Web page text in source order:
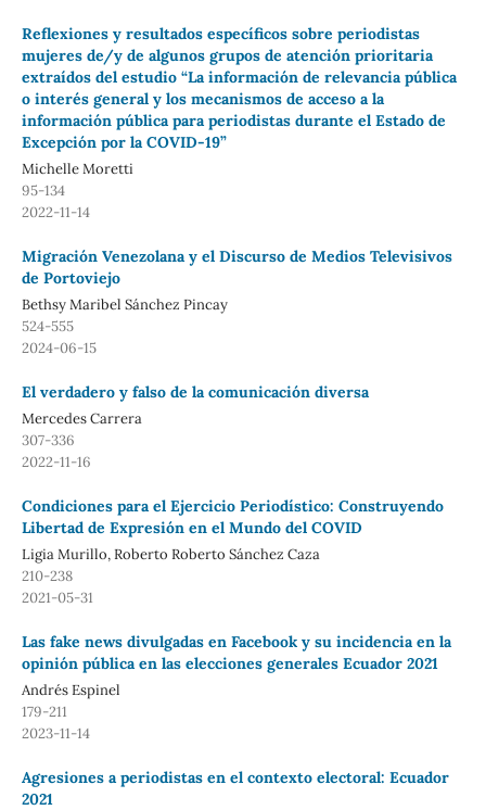
Reflexiones y resultados específicos sobre periodistas
mujeres de/y de algunos grupos de atención prioritaria
extraídos del estudio “La información de relevancia pública
o interés general y los mecanismos de acceso a la
información pública para periodistas durante el Estado de
Excepción por la COVID-19”
Michelle Moretti
95-134
2022-11-14
Migración Venezolana y el Discurso de Medios Televisivos
de Portoviejo
Bethsy Maribel Sánchez Pincay
524-555
2024-06-15
El verdadero y falso de la comunicación diversa
Mercedes Carrera
307-336
2022-11-16
Condiciones para el Ejercicio Periodístico: Construyendo
Libertad de Expresión en el Mundo del COVID
Ligia Murillo, Roberto Roberto Sánchez Caza
210-238
2021-05-31
Las fake news divulgadas en Facebook y su incidencia en la
opinión pública en las elecciones generales Ecuador 2021
Andrés Espinel
179-211
2023-11-14
Agresiones a periodistas en el contexto electoral: Ecuador
2021